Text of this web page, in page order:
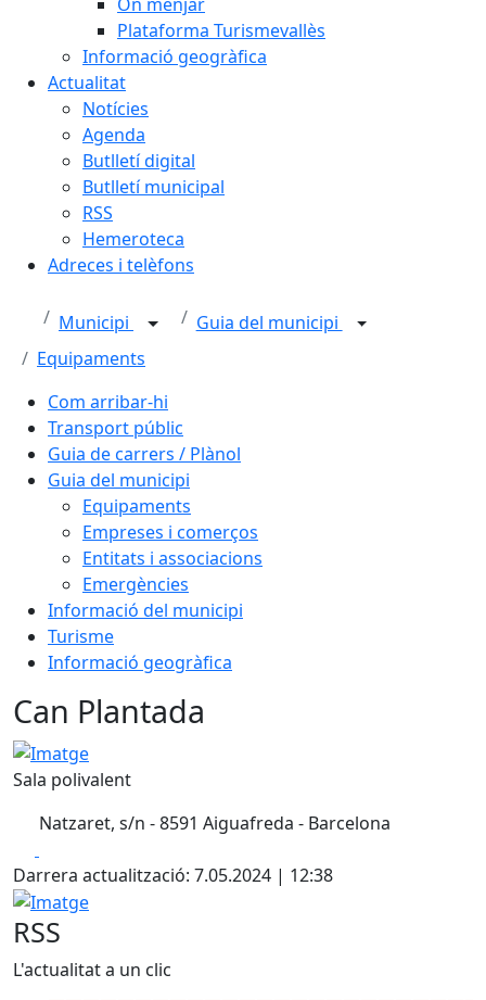
Plataforma Turismevallès
Informació geogràfica
Actualitat
Notícies
Agenda
Butlletí digital
Butlletí municipal
RSS
Hemeroteca
Adreces i telèfons
Municipi
Guia del municipi
Equipaments
Com arribar-hi
Transport públic
Guia de carrers / Plànol
Guia del municipi
Equipaments
Empreses i comerços
Entitats i associacions
Emergències
Informació del municipi
Turisme
Informació geogràfica
Can Plantada
Imatge
Sala polivalent
Natzaret, s/n - 8591 Aiguafreda - Barcelona
Darrera actualització: 7.05.2024 | 12:38
Imatge
RSS
L'actualitat a un clic